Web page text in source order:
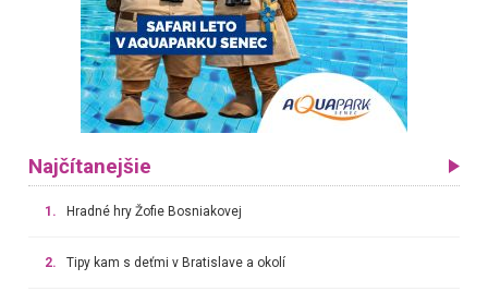
Najčítanejšie
1. Hradné hry Žofie Bosniakovej
2. Tipy kam s deťmi v Bratislave a okolí